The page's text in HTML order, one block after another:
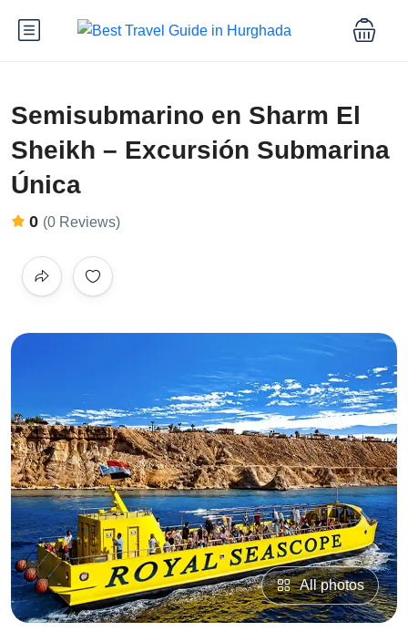
Semisubmarino en Sharm El
Sheikh – Excursión Submarina
Única
0 (0 Reviews)
All photos